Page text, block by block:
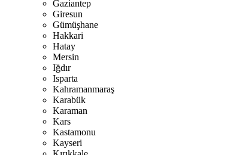
Gaziantep
Giresun
Gümüşhane
Hakkari
Hatay
Mersin
Iğdır
Isparta
Kahramanmaraş
Karabük
Karaman
Kars
Kastamonu
Kayseri